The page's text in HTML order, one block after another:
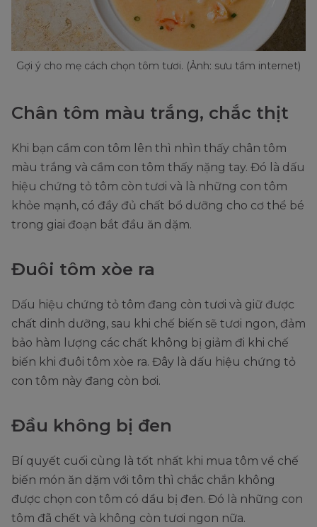
Gợi ý cho mẹ cách chọn tôm tươi. (Ảnh: sưu tầm internet)
Chân tôm màu trắng, chắc thịt
Khi bạn cầm con tôm lên thì nhìn thấy chân tôm
màu trắng và cầm con tôm thấy nặng tay. Đó là dấu
hiệu chứng tỏ tôm còn tươi và là những con tôm
khỏe mạnh, có đầy đủ chất bổ dưỡng cho cơ thể bé
trong giai đoạn bắt đầu ăn dặm.
Đuôi tôm xòe ra
Dấu hiệu chứng tỏ tôm đang còn tươi và giữ được
chất dinh dưỡng, sau khi chế biến sẽ tươi ngon, đảm
bảo hàm lượng các chất không bị giảm đi khi chế
biến khi đuôi tôm xòe ra. Đây là dấu hiệu chứng tỏ
con tôm này đang còn bơi.
Đầu không bị đen
Bí quyết cuối cùng là tốt nhất khi mua tôm về chế
biến món ăn dặm với tôm thì chắc chắn không
được chọn con tôm có dầu bị đen. Đó là những con
tôm đã chết và không còn tươi ngon nữa.